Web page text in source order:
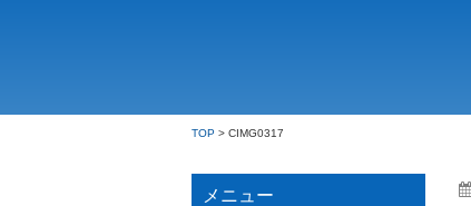
TOP > CIMG0317
メニュー